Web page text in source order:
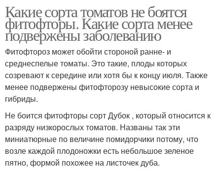
Какие сорта томатов не боятся
фитофторы. Какие сорта менее
подвержены заболеванию
Фитофтороз может обойти стороной ранне- и
среднеспелые томаты. Это такие, плоды которых
созревают к середине или хотя бы к концу июля. Также
менее подвержены фитофторозу невысокие сорта и
гибриды.
Не боится фитофторы сорт Дубок , который относится к
разряду низкорослых томатов. Названы так эти
миниатюрные по величине помидорчики потому, что
возле каждой плодоножки есть небольшое зеленое
пятно, формой похожее на листочек дуба.